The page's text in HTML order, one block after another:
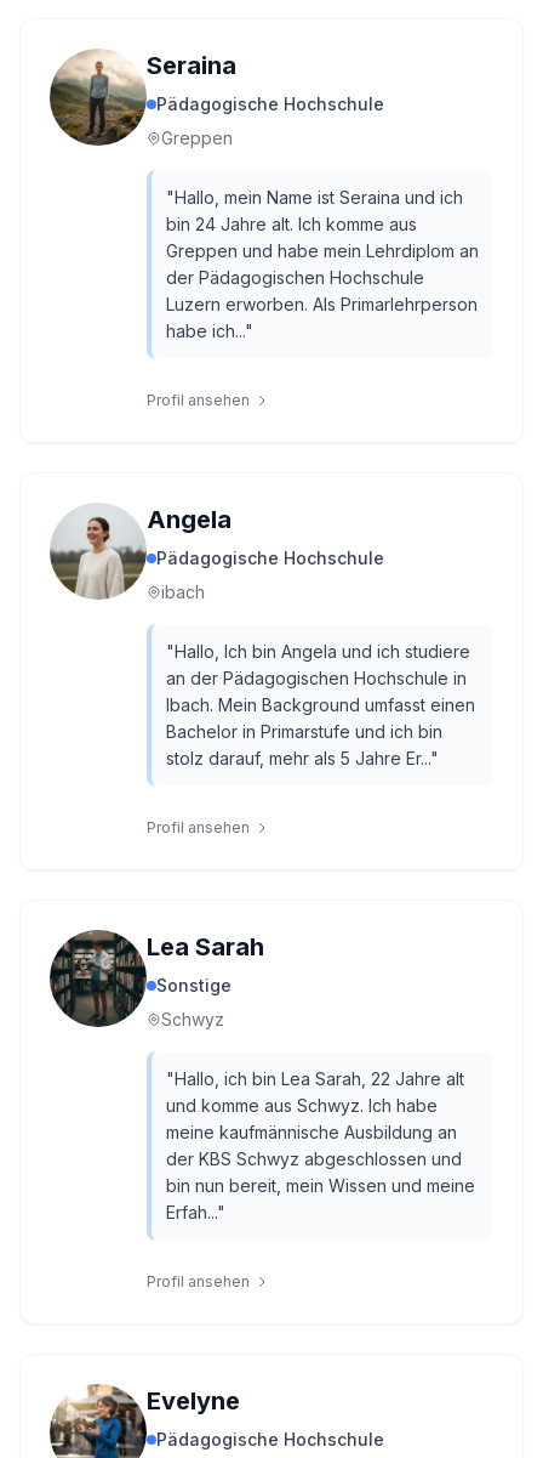
Seraina
Pädagogische Hochschule
Greppen
"Hallo, mein Name ist Seraina und ich
bin 24 Jahre alt. Ich komme aus
Greppen und habe mein Lehrdiplom an
der Pädagogischen Hochschule
Luzern erworben. Als Primarlehrperson
habe ich..."
Profil ansehen
Angela
Pädagogische Hochschule
ibach
"Hallo, Ich bin Angela und ich studiere
an der Pädagogischen Hochschule in
Ibach. Mein Background umfasst einen
Bachelor in Primarstufe und ich bin
stolz darauf, mehr als 5 Jahre Er..."
Profil ansehen
Lea Sarah
Sonstige
Schwyz
"Hallo, ich bin Lea Sarah, 22 Jahre alt
und komme aus Schwyz. Ich habe
meine kaufmännische Ausbildung an
der KBS Schwyz abgeschlossen und
bin nun bereit, mein Wissen und meine
Erfah..."
Profil ansehen
Evelyne
Pädagogische Hochschule